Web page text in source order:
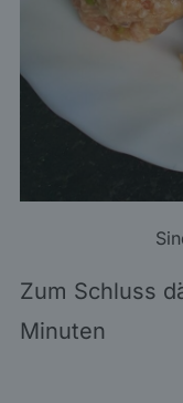
Zum Schluss
Minuten